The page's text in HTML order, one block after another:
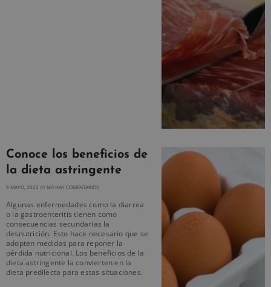
Conoce los beneficios de
la dieta astringente
9 MAYO, 2022 NO HAY COMENTARIOS
Algunas enfermedades como la diarrea
o la gastroenteritis tienen como
consecuencias secundarias la
desnutrición. Esto hace necesario que se
adopten medidas para reponer la
pérdida nutricional. Los beneficios de la
dieta astringente la convierten en la
dieta predilecta para estas situaciones.